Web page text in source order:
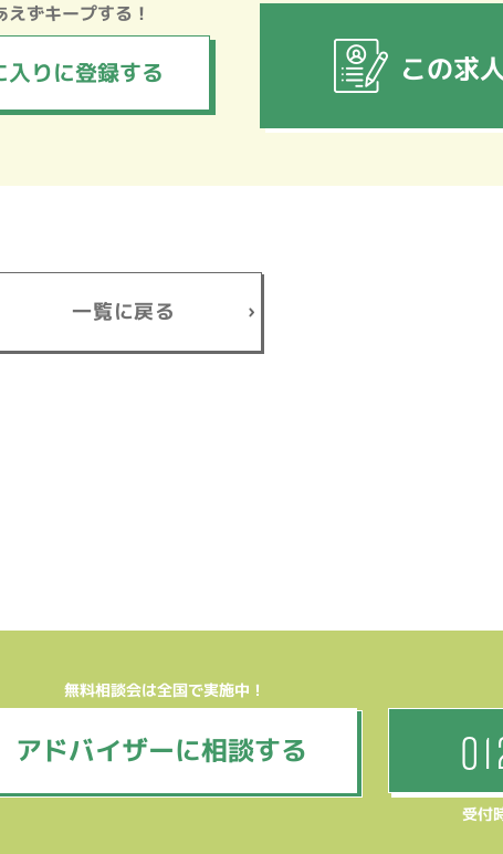
この求
えずキープする！
入りに登録する
一覧に戻る
無料相談会は全国で実施中！
アドバイザーに相談する
受付